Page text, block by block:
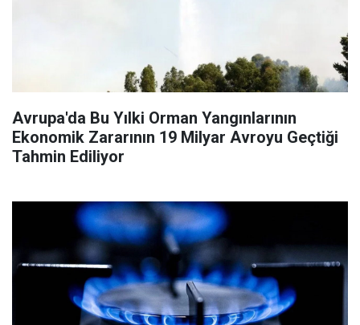
Avrupa'da Bu Yılki Orman Yangınlarının
Ekonomik Zararının 19 Milyar Avroyu Geçtiği
Tahmin Ediliyor